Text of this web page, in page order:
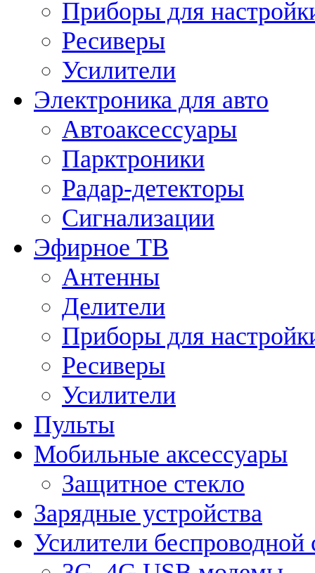
Приборы для
Ресиверы
Усилители
Электроника для авто
Автоаксессуары
Парктроники
Радар-детекторы
Сигнализации
Эфирное ТВ
Антенны
Делители
Приборы для
Ресиверы
Усилители
Пульты
Мобильные аксессуары
Защитное стекло
Зарядные устройства
Усилители беспроводной